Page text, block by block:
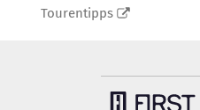
Tourentipps